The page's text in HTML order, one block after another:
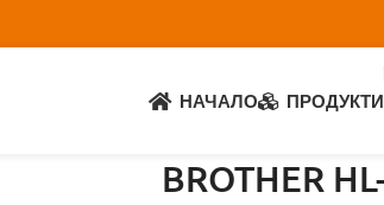
НАЧАЛО ПРОДУКТИ
BROTHER